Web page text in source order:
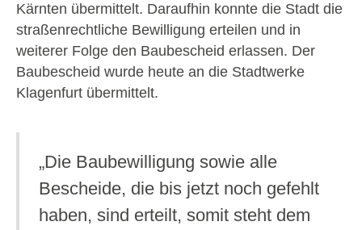
Kärnten übermittelt. Daraufhin konnte die Stadt die
straßenrechtliche Bewilligung erteilen und in
weiterer Folge den Baubescheid erlassen. Der
Baubescheid wurde heute an die Stadtwerke
Klagenfurt übermittelt.
„Die Baubewilligung sowie alle
Bescheide, die bis jetzt noch gefehlt
haben, sind erteilt, somit steht dem